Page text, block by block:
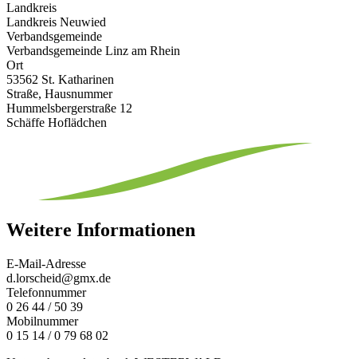
Landkreis
Landkreis Neuwied
Verbandsgemeinde
Verbandsgemeinde Linz am Rhein
Ort
53562 St. Katharinen
Straße, Hausnummer
Hummelsbergerstraße 12
Schäffe Hoflädchen
Weitere Informationen
E-Mail-Adresse
d.lorscheid@gmx.de
Telefonnummer
0 26 44 / 50 39
Mobilnummer
0 15 14 / 0 79 68 02